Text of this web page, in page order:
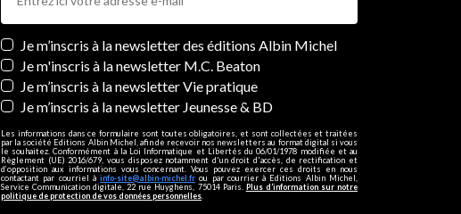
Newsletters
Je m’inscris à la newsletter des éditions Albin Michel
Je m'inscris à la newsletter M.C. Beaton
Je m’inscris à la newsletter Vie pratique
Je m’inscris à la newsletter Jeunesse & BD
Les informations dans ce formulaire sont toutes obligatoires, et sont collectées et traitées
par la société Editions Albin Michel, afin de recevoir nos newsletters au format digital si vous
le souhaitez. Conformément à la Loi Informatique et Libertés du 06/01/1978 modifiée et au
Règlement (UE) 2016/679, vous disposez notamment d'un droit d'accès, de rectification et
d’opposition aux informations vous concernant. Vous pouvez exercer ces droits en nous
contactant par courriel àinfo-site@albin-michel.fr ou par courrier à Editions Albin Michel,
Service Communication digitale, 22 rue Huyghens, 75014 Paris. Plus d’information sur notre
politique de protection de vos données personnelles